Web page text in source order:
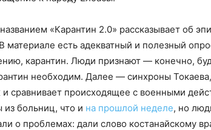
«Карантин 2.0» рассказывает об
материале есть адекватный и полезный
карантин. Люди признают — конечно,
необходим. Далее — синхроны
сравнивает происходящее с военными
больниц, что и на прошлой неделе, но
о проблемах: дали слово костанайскому